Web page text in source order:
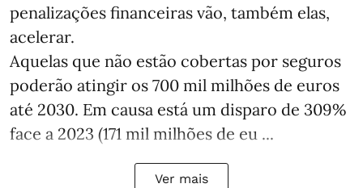
penalizações financeiras vão, também elas,
acelerar.
Aquelas que não estão cobertas por seguros
poderão atingir os 700 mil milhões de euros
até 2030. Em causa está um disparo de 309%
face a 2023 (171 mil milhões de eu ...
Ver mais